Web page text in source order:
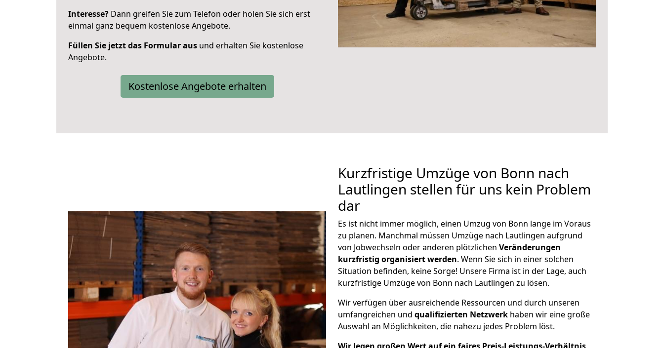
Interesse? Dann greifen Sie zum Telefon oder holen Sie sich erst
einmal ganz bequem kostenlose Angebote.
Füllen Sie jetzt das Formular aus und erhalten Sie kostenlose
Angebote.
Kostenlose Angebote erhalten
Kurzfristige Umzüge von Bonn nach
Lautlingen stellen für uns kein Problem
dar
Es ist nicht immer möglich, einen Umzug von Bonn lange im Voraus
zu planen. Manchmal müssen Umzüge nach Lautlingen aufgrund
von Jobwechseln oder anderen plötzlichen Veränderungen
kurzfristig organisiert werden. Wenn Sie sich in einer solchen
Situation befinden, keine Sorge! Unsere Firma ist in der Lage, auch
kurzfristige Umzüge von Bonn nach Lautlingen zu lösen.
Wir verfügen über ausreichende Ressourcen und durch unseren
umfangreichen und qualifizierten Netzwerk haben wir eine große
Auswahl an Möglichkeiten, die nahezu jedes Problem löst.